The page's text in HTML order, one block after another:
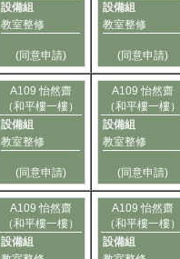
設備組
教室整修
(同意申請)
設備組
教室整修
(同意申請)
A109 怡然齋
（和平樓一樓）
設備組
教室整修
(同意申請)
A109 怡然齋
（和平樓一樓）
設備組
教室整修
(同意申請)
A109 怡然齋
（和平樓一樓）
設備組
A109 怡然齋
（和平樓一樓）
設備組